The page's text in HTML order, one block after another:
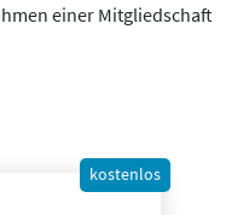
einer Mitgliedschaft
kostenlos